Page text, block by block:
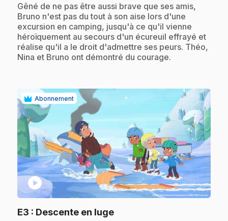
.Gêné de ne pas être aussi brave que ses amis,
Bruno n'est pas du tout à son aise lors d'une
excursion en camping, jusqu'à ce qu'il vienne
héroïquement au secours d'un écureuil effrayé et
réalise qu'il a le droit d'admettre ses peurs. Théo,
Nina et Bruno ont démontré du courage.
Abonnement
play_circle
E3 : Descente en luge.